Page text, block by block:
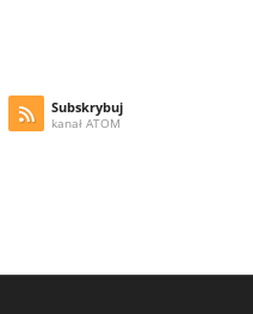
Subskrybuj
kanał ATOM